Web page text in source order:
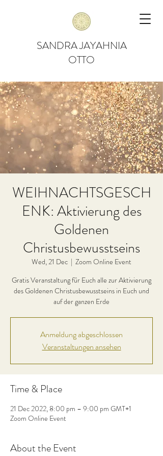
SANDRA JAYAHNIA
OTTO
WEIHNACHTSGESCH
ENK: Aktivierung des
Goldenen
Christusbewusstseins
Wed, 21 Dec
  |
Zoom Online Event
Gratis Veranstaltung für Euch alle zur Aktivierung
des Goldenen Christusbewusstseins in Euch und
auf der ganzen Erde
Anmeldung abgeschlossen
Veranstaltungen ansehen
Time & Place
21 Dec 2022, 8:00 pm – 9:00 pm GMT+1
Zoom Online Event
About the Event